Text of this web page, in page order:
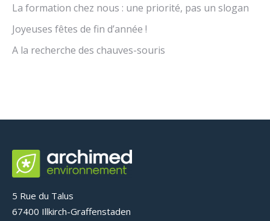
La formation chez nous : une priorité, pas un slogan
Joyeuses fêtes de fin d’année !
A la recherche des chauves-souris
5 Rue du Talus
67400 Illkirch-Graffenstaden